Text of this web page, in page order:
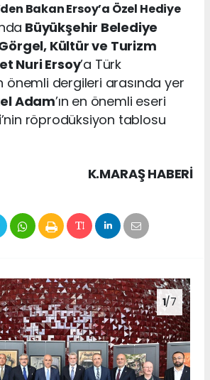
Bakan Ersoy’a Özel Hediye
Büyükşehir Belediye
Kültür ve Turizm
Nuri Ersoy’a Türk
önemli dergileri arasında yer
Adam’ın en önemli eseri
’nin röprodüksiyon tablosu
K.MARAŞ HABERİ
1/7